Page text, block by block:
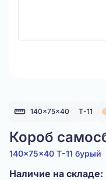
140x75x40 Т-11
Короб
140x75x40 Т-11 бурый
Наличие на складе: